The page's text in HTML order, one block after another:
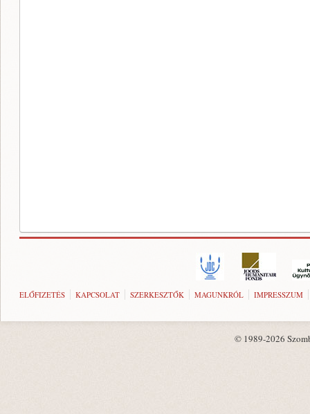
ELŐFIZETÉS KAPCSOLAT SZERKESZTŐK MAGUNKRÓL IMPRESSZUM
© 1989-2026